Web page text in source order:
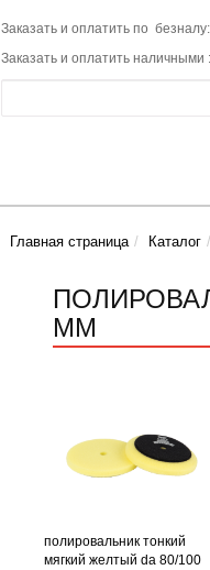
Заказать и оплатить по
Заказать и оплатить наличными
Главная страница Каталог
ММ
полировальник тонкий
мягкий желтый da 80/100